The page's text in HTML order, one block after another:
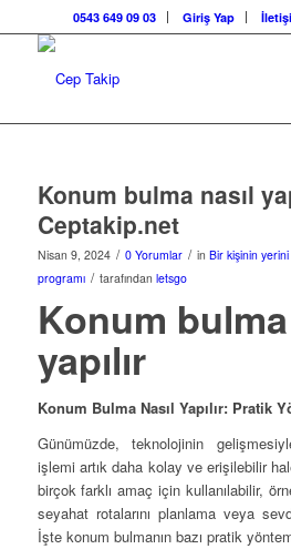
0543 649 09 03 Giriş Yap
Konum bulma nasıl
Ceptakip.net
Nisan 9, 2024 / 0 Yorumlar / in Bir kişinin
programı / tarafından letsgo
Konum bulma
yapılır
Konum Bulma Nasıl Yapılır: Pratik
Günümüzde, teknolojinin
işlemi artık daha kolay ve erişilebilir
birçok farklı amaç için kullanılabilir,
seyahat rotalarını planlama veya
İşte konum bulmanın bazı pratik